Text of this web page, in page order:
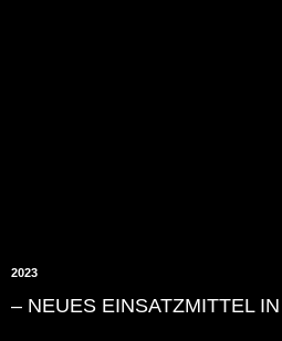
2023
– NEUES EINSATZMITTEL